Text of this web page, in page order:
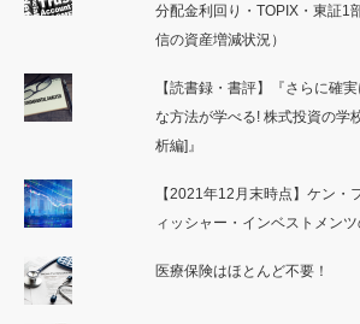
分配金利回り・TOPIX・東証1
信の資産増減状況）
【読書録・書評】『さらに確
な方法が学べる! 株式投資の学
析編]』
【2021年12月末時点】ケン・
ィッシャー・インベストメン
医療保険はほとんど不要！